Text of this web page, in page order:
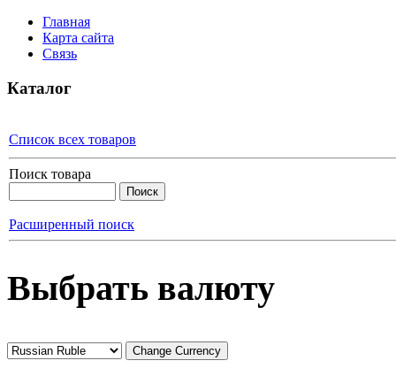
Главная
Карта сайта
Связь
Каталог
Список всех товаров
Поиск товара
Расширенный поиск
Выбрать валюту